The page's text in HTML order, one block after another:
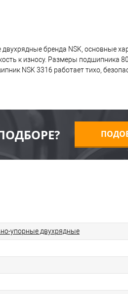
бренда NSK, основные
к износу. Размеры подшипника
NSK 3316 работает тихо,
упорные двухрядные